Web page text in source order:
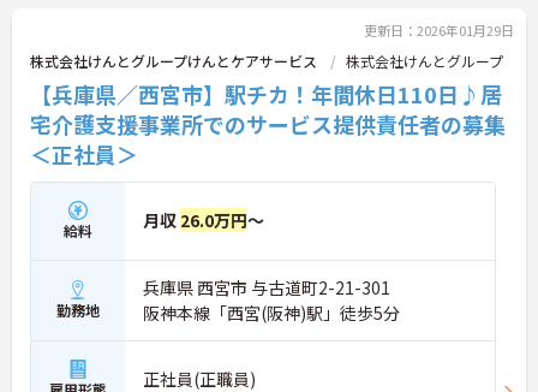
更新日：2026年01月29日
株式会社けんとグループけんとケアサービス 株式会社けんとグループ
【兵庫県／西宮市】駅チカ！年間休日110日♪居
宅介護支援事業所でのサービス提供責任者の募集
＜正社員＞
給料 月収 26.0万円～
勤務地
兵庫県 西宮市 与古道町2-21-301
阪神本線「西宮(阪神)駅」徒歩5分
正社員(正職員)